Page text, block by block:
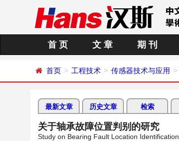
首 页 文 章 期 刊
首页 工程技术 传感器技术与应用
最新文章 历史文章 检索
关于轴承故障位置判别的研究
Study on Bearing Fault Location Identification